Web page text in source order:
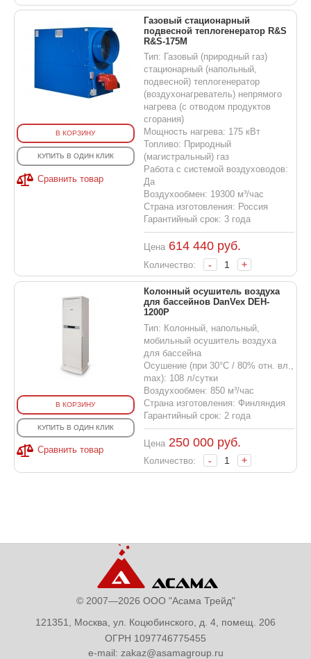
В КОРЗИНУ
КУПИТЬ В ОДИН КЛИК
Сравнить товар
Газовый стационарный
подвесной теплогенератор R&S
R&S-175M
Тип: Газовый (природный газ)
стационарный (напольный,
подвесной) теплогенератор
(воздухонагреватель) непрямого
нагрева (с отводом продуктов
сгорания)
Мощность нагрева: 175 кВт
Топливо: Природный
(магистральный) газ
Работа с системой воздуховодов:
Да
Воздухообмен: 19300 м³/час
Страна изготовления: Россия
Гарантийный срок: 3 года
Цена 614 440руб.
Количество: - +
В КОРЗИНУ
КУПИТЬ В ОДИН КЛИК
Сравнить товар
Колонный осушитель воздуха
для бассейнов DanVex DEH-
1200P
Тип: Колонный, напольный,
мобильный осушитель воздуха
для бассейна
Осушение (при 30°С / 80% отн. вл.,
max): 108 л/сутки
Воздухообмен: 850 м³/час
Страна изготовления: Финляндия
Гарантийный срок: 2 года
Цена 250 000руб.
Количество: - +
© 2007—2026 ООО "Асама Трейд"
121351, Москва, ул. Коцюбинского, д. 4, помещ. 206
ОГРН 1097746775455
e-mail: zakaz@asamagroup.ru